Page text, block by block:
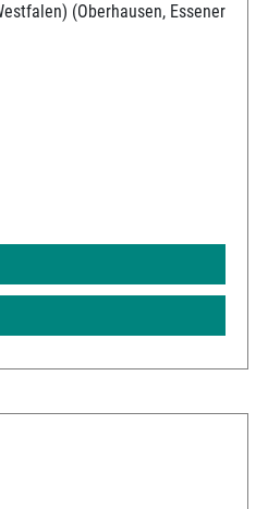
(Oberhausen, Essener